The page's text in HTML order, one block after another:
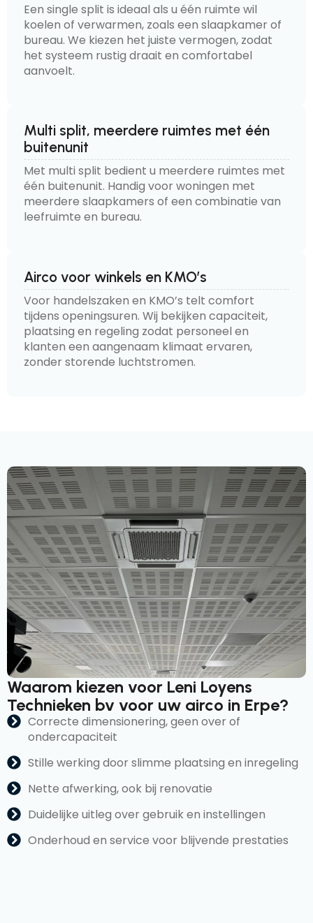
Een single split is ideaal als u één ruimte wil
koelen of verwarmen, zoals een slaapkamer of
bureau. We kiezen het juiste vermogen, zodat
het systeem rustig draait en comfortabel
aanvoelt.
Multi split, meerdere ruimtes met één
buitenunit
Met multi split bedient u meerdere ruimtes met
één buitenunit. Handig voor woningen met
meerdere slaapkamers of een combinatie van
leefruimte en bureau.
Airco voor winkels en KMO’s
Voor handelszaken en KMO’s telt comfort
tijdens openingsuren. Wij bekijken capaciteit,
plaatsing en regeling zodat personeel en
klanten een aangenaam klimaat ervaren,
zonder storende luchtstromen.
Waarom kiezen voor Leni Loyens
Technieken bv voor uw airco in Erpe?
Correcte dimensionering, geen over of
ondercapaciteit
Stille werking door slimme plaatsing en inregeling
Nette afwerking, ook bij renovatie
Duidelijke uitleg over gebruik en instellingen
Onderhoud en service voor blijvende prestaties